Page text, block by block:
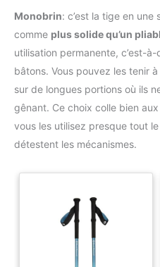
Monobrin: c’est la tige en
comme plus solide qu’un
utilisation permanente, c’est-
bâtons. Vous pouvez les tenir
sur de longues portions où ils
gênant. Ce choix colle bien
vous les utilisez presque tout
détestent les mécanismes.